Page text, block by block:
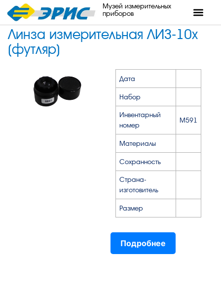
Музей измерительных
приборов
Линза измерительная ЛИЗ-10х
(футляр)
Дата
Набор
Инвентарный
номер
М591
Материалы
Сохранность
Страна-
изготовитель
Размер
Подробнее